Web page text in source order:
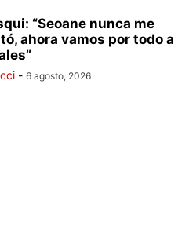
“Seoane nunca me
ahora vamos por todo a
- 6 agosto, 2026